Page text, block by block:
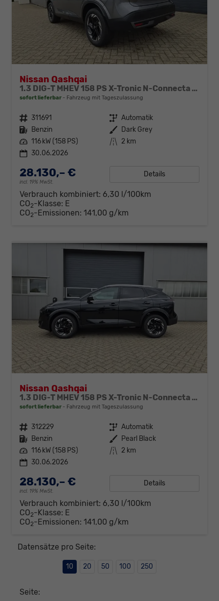
Nissan Qashqai
1.3 DIG-T MHEV 158 PS X-Tronic N-Connecta Teil-Leder PanoGlasdach Klimaautomatik Sitzheizung Lenkradheizung Navi ACC PDC v+h 360°Kamera DAB Bluetooth Touchscreen Apple CarPlay Android Auto 18"LM
sofort lieferbar Fahrzeug mit Tageszulassung
Fahrzeugnr. 311691 Getriebe Automatik
Kraftstoff Benzin Außenfarbe Dark Grey
Leistung 116 kW (158 PS) Kilometerstand 2 km
30.06.2026
28.130,– €
incl. 19% MwSt.
Details
Verbrauch kombiniert: 6,30 l/100km
CO2-Klasse: E
CO2-Emissionen: 141,00 g/km
Nissan Qashqai
1.3 DIG-T MHEV 158 PS X-Tronic N-Connecta Teil-Leder PanoGlasdach Klimaautomatik Sitzheizung Lenkradheizung Navi ACC PDC v+h 360°Kamera DAB Bluetooth Touchscreen Apple CarPlay Android Auto 18"LM
sofort lieferbar Fahrzeug mit Tageszulassung
Fahrzeugnr. 312229 Getriebe Automatik
Kraftstoff Benzin Außenfarbe Pearl Black
Leistung 116 kW (158 PS) Kilometerstand 2 km
30.06.2026
28.130,– €
incl. 19% MwSt.
Details
Verbrauch kombiniert: 6,30 l/100km
CO2-Klasse: E
CO2-Emissionen: 141,00 g/km
Datensätze pro Seite:
10 20 50 100 250
Seite: